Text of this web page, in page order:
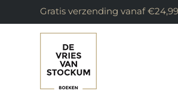
Gratis verzending vanaf €24,99